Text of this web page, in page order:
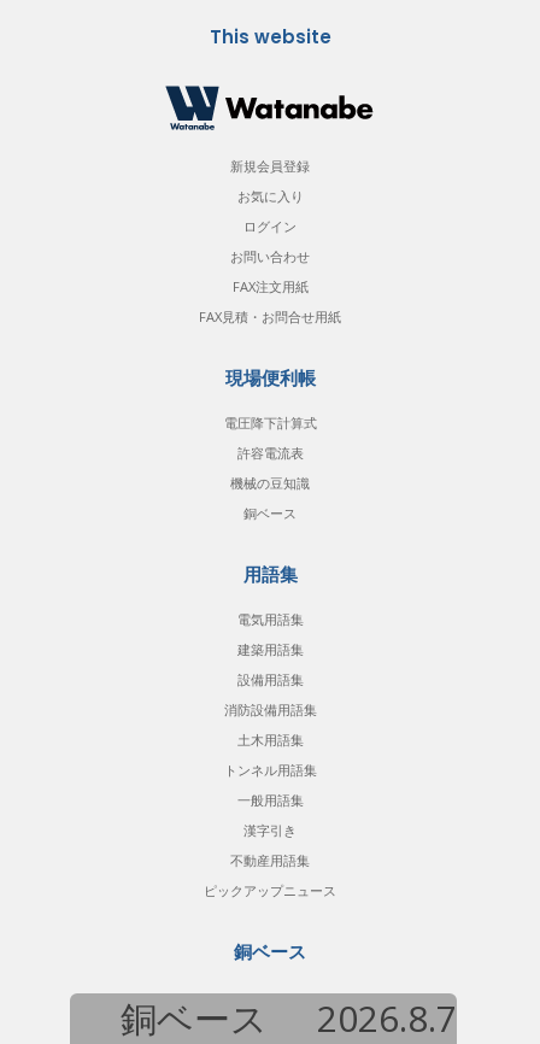
This website
新規会員登録
お気に入り
ログイン
お問い合わせ
FAX注文用紙
FAX見積・お問合せ用紙
現場便利帳
電圧降下計算式
許容電流表
機械の豆知識
銅ベース
用語集
電気用語集
建築用語集
設備用語集
消防設備用語集
土木用語集
トンネル用語集
一般用語集
漢字引き
不動産用語集
ピックアップニュース
銅ベース
銅ベース 2026.8.7